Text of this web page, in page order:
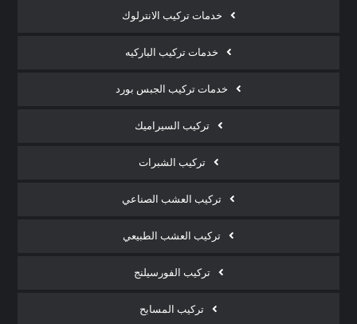
خدمات تركيب الانترلوك
خدمات تركيب الباركيه
خدمات تركيب الجبس بورد
تركيب السيراميك
تركيب الشبرات
تركيب العشب الصناعي
تركيب العشب الطبيعي
تركيب الفورسيلنج
تركيب المسابح